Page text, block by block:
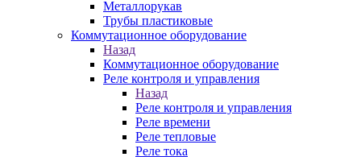
Металлорукав
Трубы пластиковые
Коммутационное оборудование
Назад
Коммутационное оборудование
Реле контроля и управления
Назад
Реле контроля и управления
Реле времени
Реле тепловые
Реле тока